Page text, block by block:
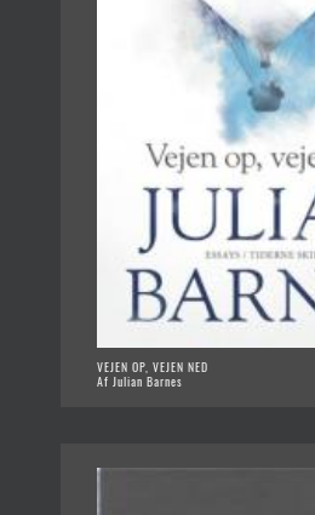
VEJEN OP, VEJEN NED
Af Julian Barnes